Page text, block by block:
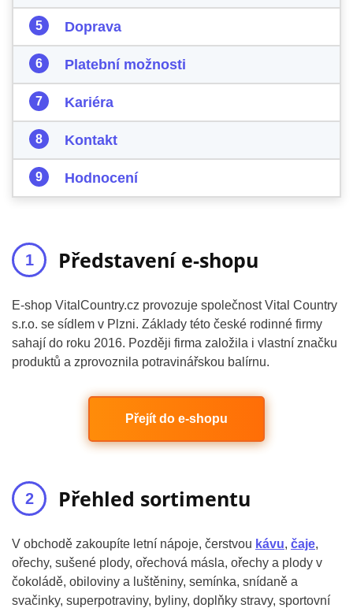
Doprava
Platební možnosti
Kariéra
Kontakt
Hodnocení
Představení e-shopu
E-shop VitalCountry.cz provozuje společnost Vital Country
s.r.o. se sídlem v Plzni. Základy této české rodinné firmy
sahají do roku 2016. Později firma založila i vlastní značku
produktů a zprovoznila potravinářskou balírnu.
Přejít do e-shopu
Přehled sortimentu
V obchodě zakoupíte letní nápoje, čerstvou kávu, čaje,
ořechy, sušené plody, ořechová másla, ořechy a plody v
čokoládě, obiloviny a luštěniny, semínka, snídaně a
svačinky, superpotraviny, byliny, doplňky stravy, sportovní